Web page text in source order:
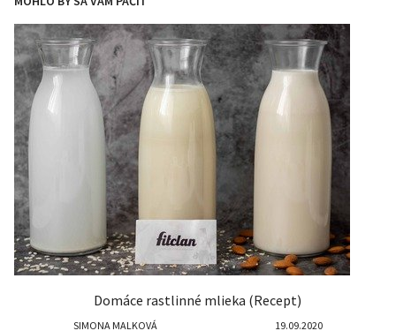
Domáce rastlinné mlieka (Recept)
SIMONA MALKOVÁ 19.09.2020